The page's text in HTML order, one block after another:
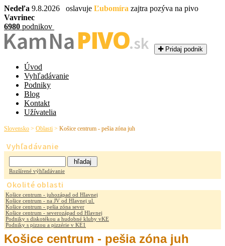
Nedeľa 9.8.2026 oslavuje Ľubomíra zajtra pozýva na pivo
Vavrinec
6980 podnikov
Kam NaPIVO.sk Pridaj podnik
Úvod
Vyhľadávanie
Podniky
Blog
Kontakt
Užívatelia
Slovensko > Oblasti > Košice centrum - pešia zóna juh
Vyhľadávanie
Rozšírené výhľadávanie
Okolité oblasti
Košice centrum - juhozápad od Hlavnej
Košice centrum - na JV od Hlavnej ul.
Košice centrum - pešia zóna sever
Košice centrum - severozápad od Hlavnej
Podniky s diskotékou a hudobné kluby vKE
Podniky s pizzou a pizzérie v KE1
Košice centrum - pešia zóna juh